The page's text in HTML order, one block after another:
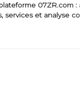
07ZR.com :
services et analyse